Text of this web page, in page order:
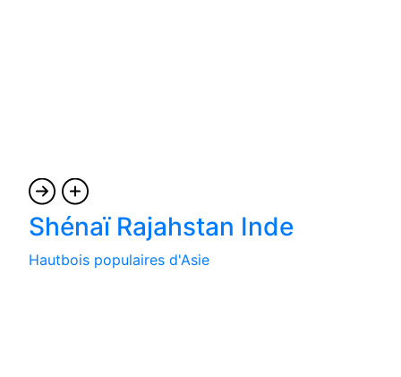
Shénaï Rajahstan Inde
Hautbois populaires d'Asie